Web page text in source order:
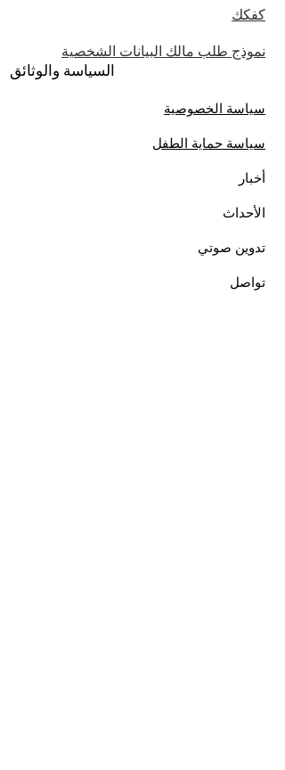
كفكك
نموذج طلب مالك البيانات الشخصية
السياسة والوثائق
سياسة الخصوصية
سياسة حماية الطفل
أخبار
الأحداث
تدوين صوتي
تواصل